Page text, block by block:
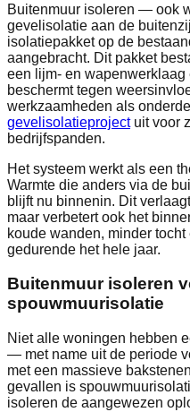
Buitenmuur isoleren — ook
gevelisolatie aan de
isolatiepakket op de
aangebracht. Dit pakket
een lijm- en wapenwerklaag
beschermt tegen
werkzaamheden als
gevelisolatieproject uit voor
bedrijfspanden.
Het systeem werkt als een
Warmte die anders via de
blijft nu binnenin. Dit
maar verbetert ook het
koude wanden, minder
gedurende het hele jaar.
Buitenmuur isoleren
spouwmuurisolatie
Niet alle woningen hebben
— met name uit de periode
met een massieve
gevallen is
isoleren de aangewezen